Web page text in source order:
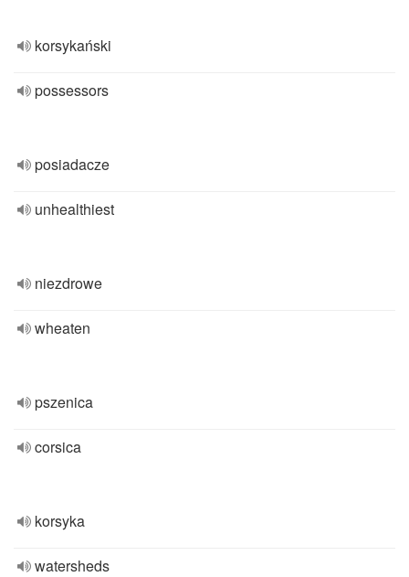
korsykański
possessors
posiadacze
unhealthiest
niezdrowe
wheaten
pszenica
corsica
korsyka
watersheds